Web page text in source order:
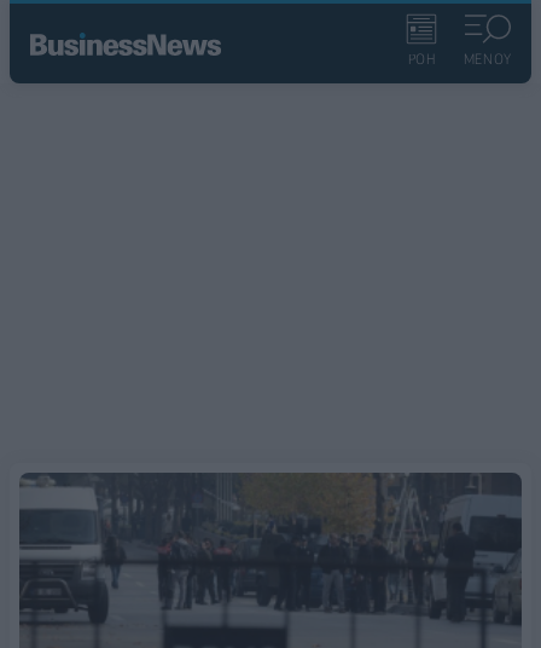
ΡΟΗ ΜΕΝΟΥ